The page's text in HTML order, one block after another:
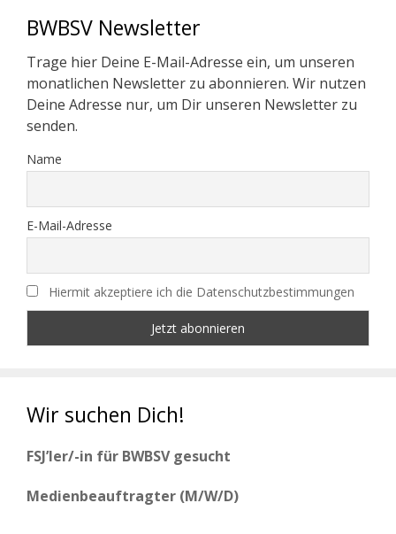
BWBSV Newsletter
Trage hier Deine E-Mail-Adresse ein, um unseren
monatlichen Newsletter zu abonnieren. Wir nutzen
Deine Adresse nur, um Dir unseren Newsletter zu
senden.
Name
E-Mail-Adresse
Hiermit akzeptiere ich die Datenschutzbestimmungen
Wir suchen Dich!
FSJ’ler/-in für BWBSV gesucht
Medienbeauftragter (M/W/D)